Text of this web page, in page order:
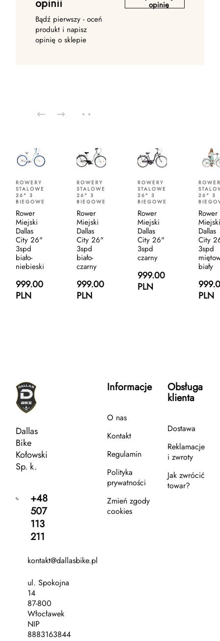
Bądź pierwszy - oceń
produkt i napisz
opinię o sklepie
opinię
ROWERY
STALOWE
26" 3
BIEGOWE
Rower
Miejski
Dallas
City 26"
3spd
biało-
niebieski
999.00
PLN
ROWERY
STALOWE
26" 3
BIEGOWE
Rower
Miejski
Dallas
City 26"
3spd
biało-
czarny
999.00
PLN
ROWERY
STALOWE
26" 3
BIEGOWE
Rower
Miejski
Dallas
City 26"
3spd
czarny
999.00
PLN
26" 3
Rower
Miejski
Dallas
City
3spd
biały
PLN
Dallas
Bike
Kołowski
Sp. k.
+48
507
113
211
kontakt@dallasbike.pl
ul. Spokojna
14
87-800
Włocławek
NIP
8883163844
Informacje
O nas
Kontakt
Regulamin
Polityka
prywatności
Zmień zgody
cookies
Obsługa
klienta
Dostawa
Reklamacje
i zwroty
Jak zwrócić
towar?